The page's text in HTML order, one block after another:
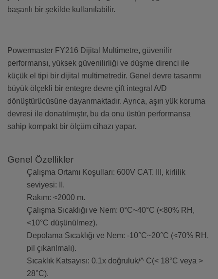
başarılı bir şekilde kullanılabilir.
Powermaster FY216 Dijital Multimetre, güvenilir
performansı, yüksek güvenilirliği ve düşme direnci ile
küçük el tipi bir dijital multimetredir. Genel devre tasarımı
büyük ölçekli bir entegre devre çift integral A/D
dönüştürücüsüne dayanmaktadır. Ayrıca, aşırı yük koruma
devresi ile donatılmıştır, bu da onu üstün performansa
sahip kompakt bir ölçüm cihazı yapar.
Genel Özellikler
Çalışma Ortamı Koşulları: 600V CAT. III, kirlilik
seviyesi: II.
Rakım: <2000 m.
Çalışma Sıcaklığı ve Nem: 0°C~40°C (<80% RH,
<10°C düşünülmez).
Depolama Sıcaklığı ve Nem: -10°C~20°C (<70% RH,
pil çıkarılmalı).
Sıcaklık Katsayısı: 0.1x doğruluk/^ C(< 18°C veya >
28°C).